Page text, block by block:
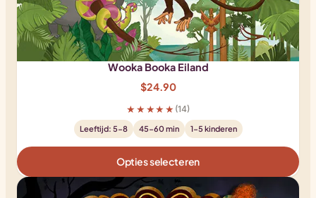
Wooka Booka Eiland
$24.90
★★★★★ (14)
Leeftijd: 5-8 45-60 min 1-5 kinderen
Opties selecteren